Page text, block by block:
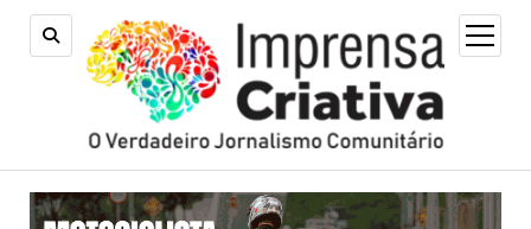
open
menu